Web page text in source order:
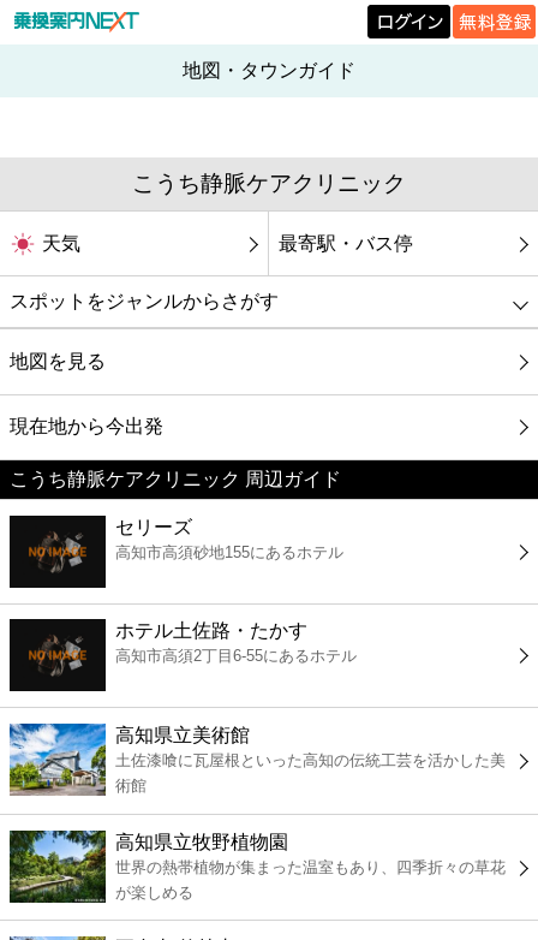
地図・タウンガイド
こうち静脈ケアクリニック
天気 最寄駅・バス停
スポットをジャンルからさがす
グルメ
映画
美容
コンビニ
薬局
スーパー
エンタメ
レジャー
書店
地図を見る
現在地から今出発
こうち静脈ケアクリニック 周辺ガイド
セリーズ
高知市高須砂地155にあるホテル
ホテル土佐路・たかす
高知市高須2丁目6-55にあるホテル
高知県立美術館
土佐漆喰に瓦屋根といった高知の伝統工芸を活かした美
術館
高知県立牧野植物園
世界の熱帯植物が集まった温室もあり、四季折々の草花
が楽しめる